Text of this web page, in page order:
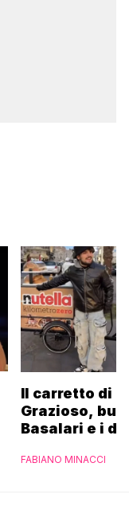
Il carretto di
Grazioso,
Basalari e i
Ferrero”
FABIANO MINACCI